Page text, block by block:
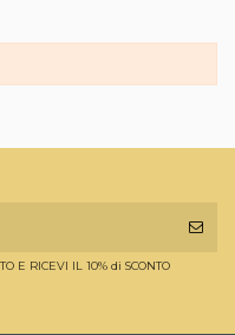
E RICEVI IL 10% di SCONTO